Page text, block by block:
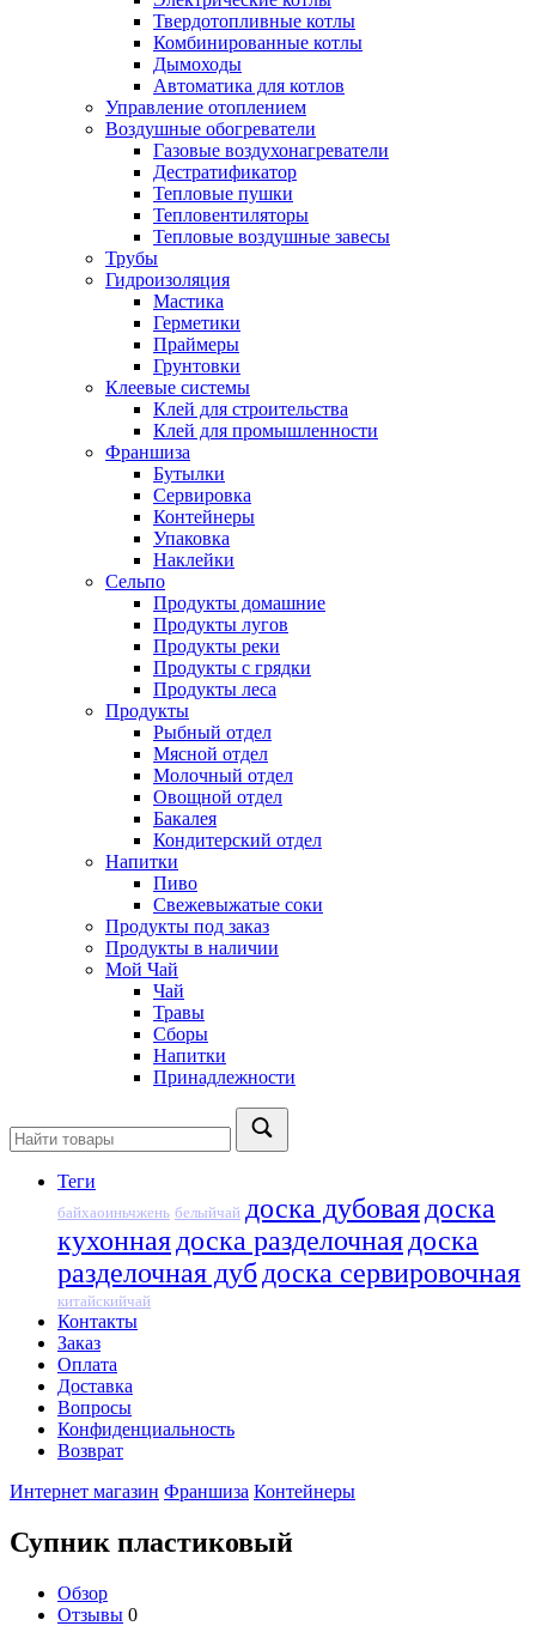
Твердотопливные котлы
Комбинированные котлы
Дымоходы
Автоматика для котлов
Управление отоплением
Воздушные обогреватели
Газовые воздухонагреватели
Дестратификатор
Тепловые пушки
Тепловентиляторы
Тепловые воздушные завесы
Трубы
Гидроизоляция
Мастика
Герметики
Праймеры
Грунтовки
Клеевые системы
Клей для строительства
Клей для промышленности
Франшиза
Бутылки
Сервировка
Контейнеры
Упаковка
Наклейки
Сельпо
Продукты домашние
Продукты лугов
Продукты реки
Продукты с грядки
Продукты леса
Продукты
Рыбный отдел
Мясной отдел
Молочный отдел
Овощной отдел
Бакалея
Кондитерский отдел
Напитки
Пиво
Cвежевыжатые соки
Продукты под заказ
Продукты в наличии
Мой Чай
Чай
Травы
Сборы
Напитки
Принадлежности
Теги
байхаоиньчжень белыйчай доска дубовая доска
кухонная доска разделочная доска
разделочная дуб доска сервировочная
китайскийчай
Контакты
Заказ
Оплата
Доставка
Вопросы
Конфиденциальность
Возврат
Интернет магазин Франшиза Контейнеры
Супник пластиковый
Обзор
Отзывы 0